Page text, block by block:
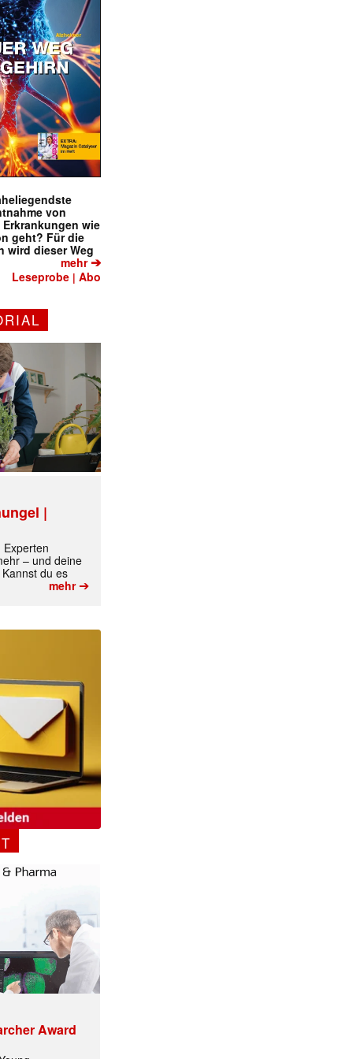
von
wie
geht? Für die
wird dieser Weg
mehr➔
Leseprobe |Abo
|
Experten
– und deine
du es
mehr➔
Award